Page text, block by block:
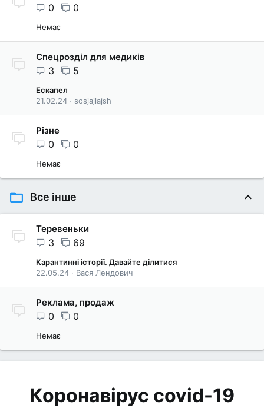
0 0
Немає
Спецрозділ для медиків
3 5
Ескапел
21.02.24
sosjajlajsh
Різне
0 0
Немає
Все інше
Теревеньки
3 69
Карантинні історії. Давайте ділитися
22.05.24
Вася Лендович
Реклама, продаж
0 0
Немає
Коронавірус covid-19